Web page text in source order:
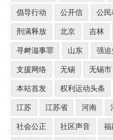
倡导行动 公开信 公民
刑满释放 北京 吉林
寻衅滋事罪 山东 强
支援网络 无锡 无锡市
本站首发 权利运动头条
江苏 江苏省 河南
社会公正 社区声音 福